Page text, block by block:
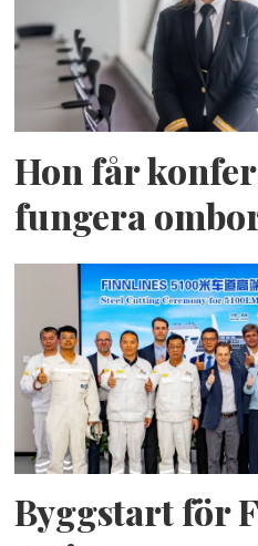
Hon får
fungera
Byggstart för